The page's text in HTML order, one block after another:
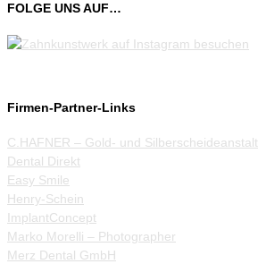
FOLGE UNS AUF…
Firmen-Partner-Links
C.HAFNER – Gold- und Silberscheideanstalt
Dental Direkt
Easy Smile
Henry-Schein
ImplantConcept
Marko Morelli – Photographer
Merz Dental GmbH